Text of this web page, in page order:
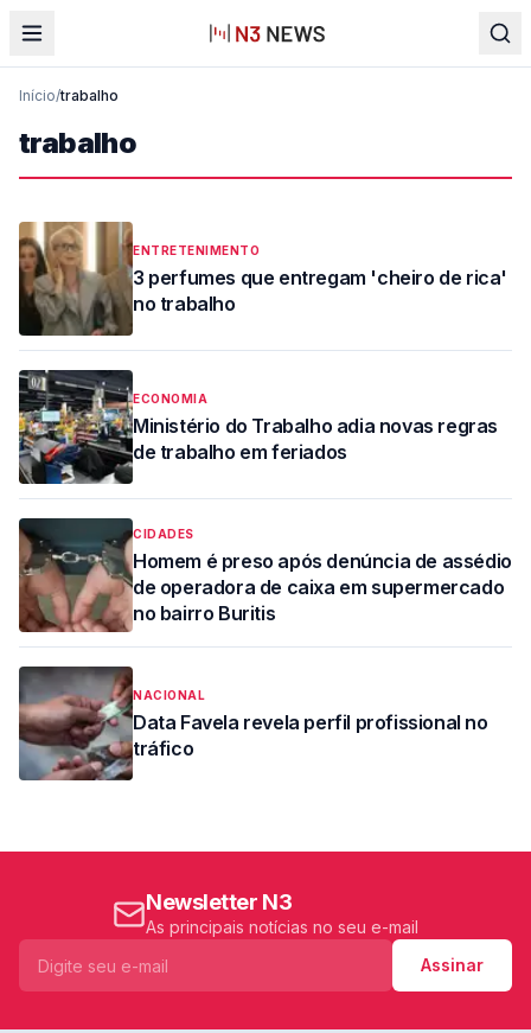
Início/trabalho
trabalho
ENTRETENIMENTO
3 perfumes que entregam 'cheiro de rica'
no trabalho
ECONOMIA
Ministério do Trabalho adia novas regras
de trabalho em feriados
CIDADES
Homem é preso após denúncia de assédio
de operadora de caixa em supermercado
no bairro Buritis
NACIONAL
Data Favela revela perfil profissional no
tráfico
Newsletter N3
As principais notícias no seu e-mail
Assinar